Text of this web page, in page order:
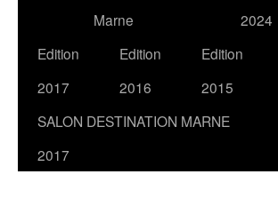
Marne
2024
Edition
2017
Edition
2016
Edition
2015
SALON DESTINATION MARNE
2017